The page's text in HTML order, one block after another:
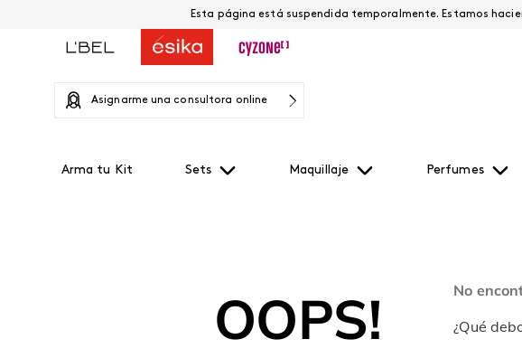
Asignarme una consultora online
Arma tu Kit Sets Maquillaje Perfumes
OOPS! No
¿Qué